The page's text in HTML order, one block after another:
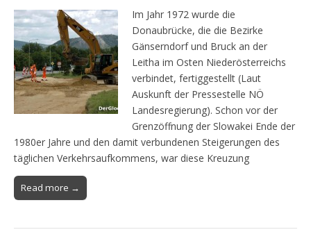
Im Jahr 1972 wurde die
Donaubrücke, die die Bezirke
Gänserndorf und Bruck an der
Leitha im Osten Niederösterreichs
verbindet, fertiggestellt (Laut
Auskunft der Pressestelle NÖ
Landesregierung). Schon vor der
Grenzöffnung der Slowakei Ende der
1980er Jahre und den damit verbundenen Steigerungen des
täglichen Verkehrsaufkommens, war diese Kreuzung
Read more →